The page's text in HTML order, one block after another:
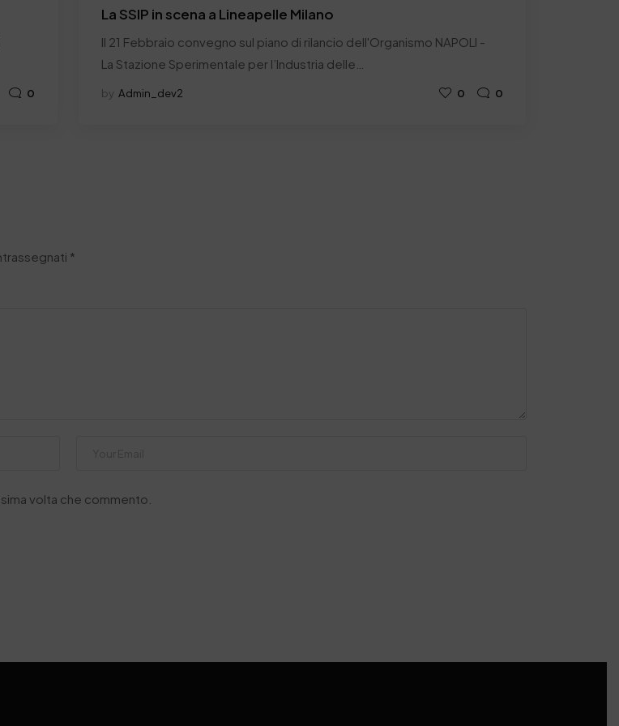
0
La SSIP in scena a Lineapelle Milano
Il 21 Febbraio convegno sul piano di rilancio dell'Organismo NAPOLI -
La Stazione Sperimentale per l’Industria delle…
by Admin_dev2 0 0
*
volta che commento.